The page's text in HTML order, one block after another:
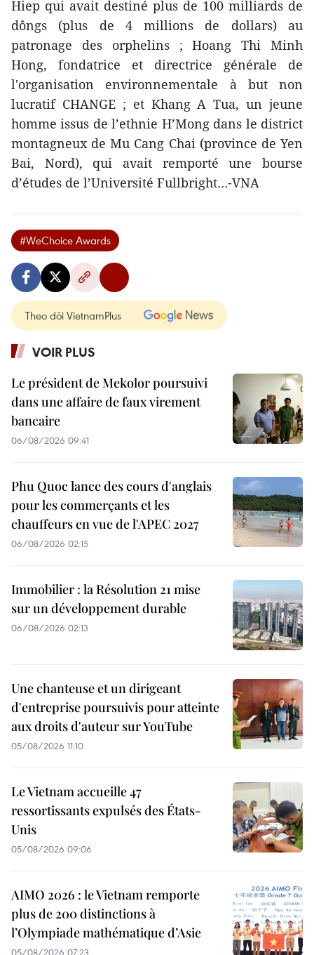
Hiep qui avait destiné plus de 100 milliards de
dôngs (plus de 4 millions de dollars) au
patronage des orphelins ; Hoang Thi Minh
Hong, fondatrice et directrice générale de
l'organisation environnementale à but non
lucratif CHANGE ; et Khang A Tua, un jeune
homme issus de l’ethnie H’Mong dans le district
montagneux de Mu Cang Chai (province de Yen
Bai, Nord), qui avait remporté une bourse
d’études de l’Université Fullbright…-VNA
#WeChoice Awards
Theo dõi VietnamPlus
VOIR PLUS
Le président de Mekolor poursuivi
dans une affaire de faux virement
bancaire
06/08/2026 09:41
Phu Quoc lance des cours d'anglais
pour les commerçants et les
chauffeurs en vue de l'APEC 2027
06/08/2026 02:15
Immobilier : la Résolution 21 mise
sur un développement durable
06/08/2026 02:13
Une chanteuse et un dirigeant
d'entreprise poursuivis pour atteinte
aux droits d'auteur sur YouTube
05/08/2026 11:10
Le Vietnam accueille 47
ressortissants expulsés des États-
Unis
05/08/2026 09:06
AIMO 2026 : le Vietnam remporte
plus de 200 distinctions à
l’Olympiade mathématique d’Asie
05/08/2026 07:23